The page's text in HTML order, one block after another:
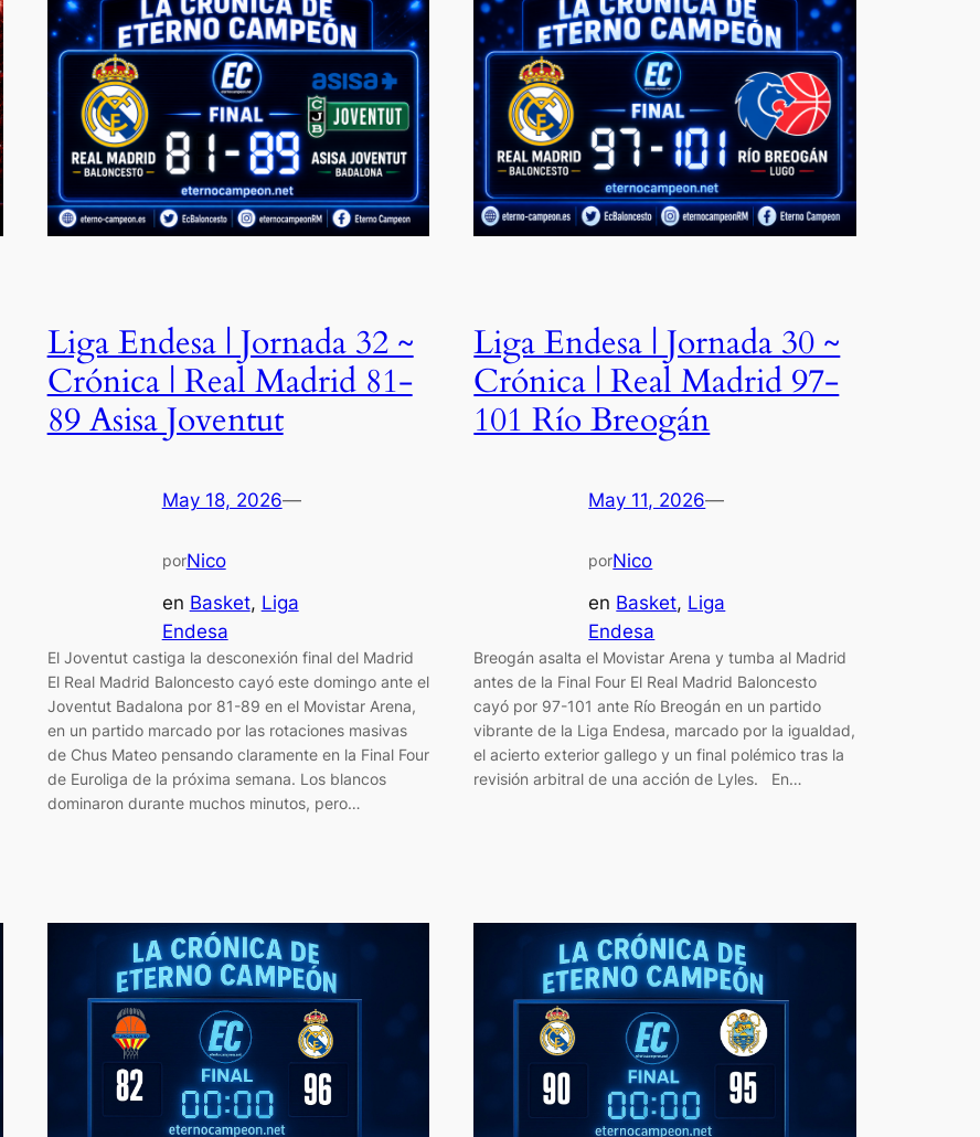
Liga Endesa | Jornada 32 ~
Crónica | Real Madrid 81-
89 Asisa Joventut
May 18, 2026—
porNico
en Basket, Liga
Endesa
El Joventut castiga la desconexión final del Madrid
El Real Madrid Baloncesto cayó este domingo ante el
Joventut Badalona por 81-89 en el Movistar Arena,
en un partido marcado por las rotaciones masivas
de Chus Mateo pensando claramente en la Final Four
de Euroliga de la próxima semana. Los blancos
dominaron durante muchos minutos, pero…
Liga Endesa | Jornada 30 ~
Crónica | Real Madrid 97-
101 Río Breogán
May 11, 2026—
porNico
en Basket, Liga
Endesa
Breogán asalta el Movistar Arena y tumba al Madrid
antes de la Final Four El Real Madrid Baloncesto
cayó por 97-101 ante Río Breogán en un partido
vibrante de la Liga Endesa, marcado por la igualdad,
el acierto exterior gallego y un final polémico tras la
revisión arbitral de una acción de Lyles. En…